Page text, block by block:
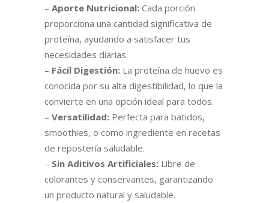
– Aporte Nutricional: Cada porción
proporciona una cantidad significativa de
proteína, ayudando a satisfacer tus
necesidades diarias.
– Fácil Digestión: La proteína de huevo es
conocida por su alta digestibilidad, lo que la
convierte en una opción ideal para todos.
– Versatilidad: Perfecta para batidos,
smoothies, o como ingrediente en recetas
de repostería saludable.
– Sin Aditivos Artificiales: Libre de
colorantes y conservantes, garantizando
un producto natural y saludable.